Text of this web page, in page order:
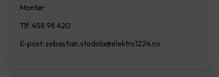
Montør
Tlf: 458 98 420
E-post: sebastian.stodola@elektro1224.no